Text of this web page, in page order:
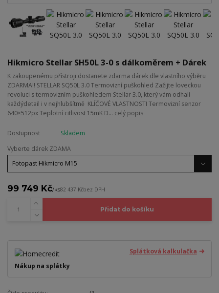
Hikmicro Stellar SH50L 3-0 s dálkoměrem + Dárek
K zakoupenému přístroji dostanete zdarma dárek dle vlastního výběru
ZDARMA!! STELLAR SQ50L 3.0 Termovizní puškohled Zažijte loveckou
revoluci s termovizním puškohledem Stellar 3.0, který vám odhalí
každýdetail i v nejhlubšítmě KLÍČOVÉ VLASTNOSTI Termovizní senzor
640×512px Teplotní citlivost 15mK D... celý popis
Dostupnost
Skladem
Vyberte dárek ZDAMA
99 749 Kč/ks82 437 Kčbez DPH
Přidat do košíku
Splátková kalkulačka
Nákup na splátky